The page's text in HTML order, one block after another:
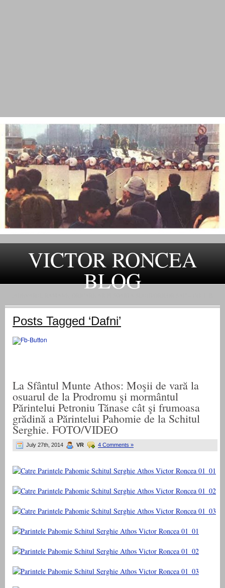
VICTOR RONCEA
BLOG
Posts Tagged ‘Dafni’
La Sfântul Munte Athos: Moşii de vară la
osuarul de la Prodromu şi mormântul
Părintelui Petroniu Tănase cât şi frumoasa
grădină a Părintelui Pahomie de la Schitul
Serghie. FOTO/VIDEO
July 27th, 2014 VR 4 Comments »